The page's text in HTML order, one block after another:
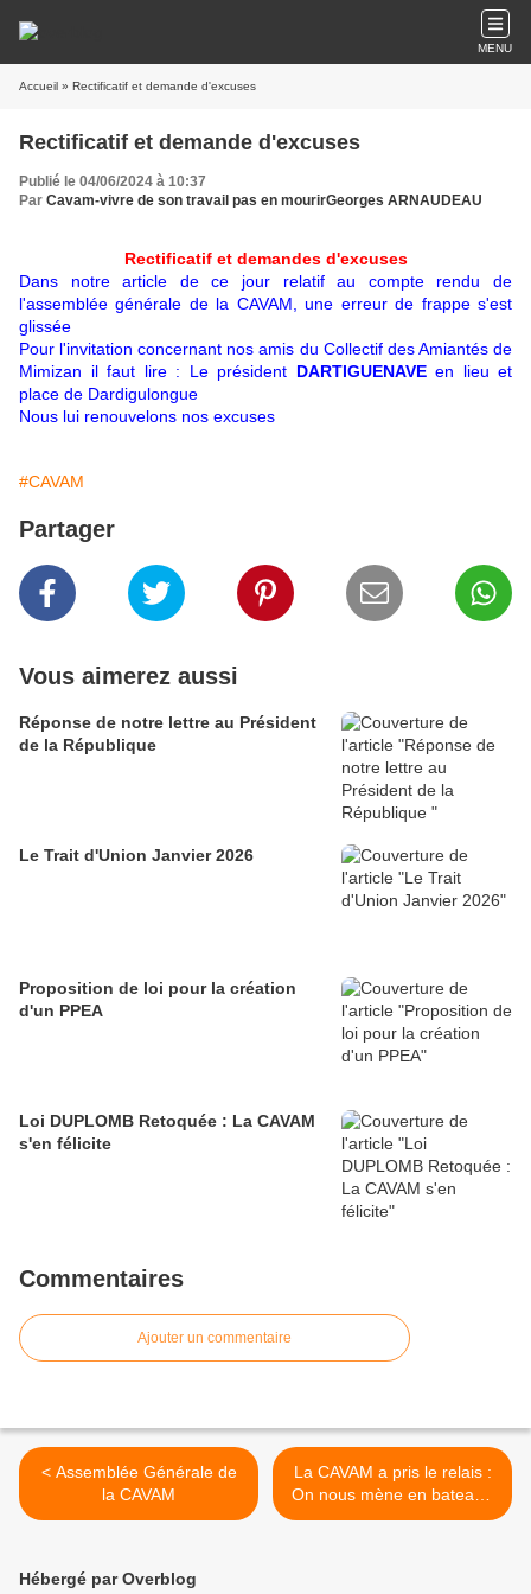
MENU
Accueil » Rectificatif et demande d'excuses
Rectificatif et demande d'excuses
Publié le 04/06/2024 à 10:37
Par Cavam-vivre de son travail pas en mourirGeorges ARNAUDEAU
Rectificatif et demandes d'excuses
Dans notre article de ce jour relatif au compte rendu de
l'assemblée générale de la CAVAM, une erreur de frappe s'est
glissée
Pour l'invitation concernant nos amis du Collectif des Amiantés de
Mimizan il faut lire : Le président DARTIGUENAVEen lieu et
place de Dardigulongue
Nous lui renouvelons nos excuses
#CAVAM
Partager
Vous aimerez aussi
Réponse de notre lettre au Président
de la République
Le Trait d'Union Janvier 2026
Proposition de loi pour la création
d'un PPEA
Loi DUPLOMB Retoquée : La CAVAM
s'en félicite
Commentaires
Ajouter un commentaire
< Assemblée Générale de
la CAVAM
La CAVAM a pris le relais :
On nous mène en bateau !
>
Hébergé par Overblog